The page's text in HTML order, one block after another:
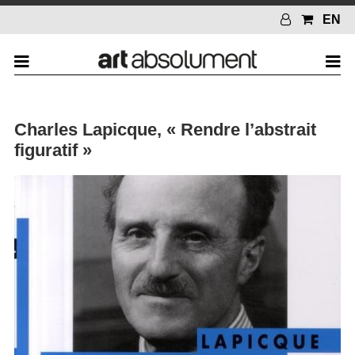
EN
Charles Lapicque, « Rendre l’abstrait
figuratif »